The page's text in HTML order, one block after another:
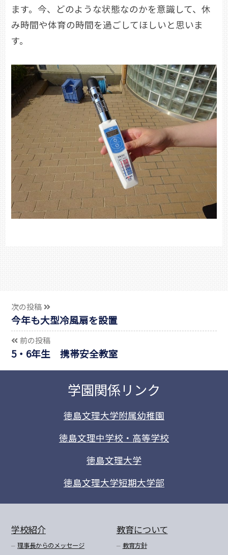
ます。今、どのような状態なのかを意識して、休
み時間や体育の時間を過ごしてほしいと思いま
す。
次の投稿
今年も大型冷風扇を設置
前の投稿
5・6年生 携帯安全教室
学園関係リンク
徳島文理大学附属幼稚園
徳島文理中学校・高等学校
徳島文理大学
徳島文理大学短期大学部
学校紹介
理事長からのメッセージ
教育について
教育方針